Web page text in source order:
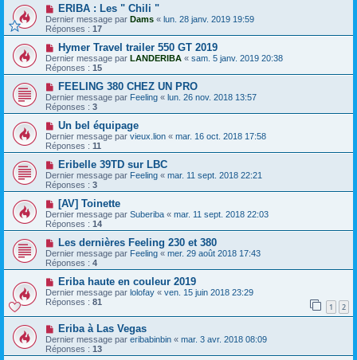
ERIBA : Les " Chili "
Dernier message par Dams « lun. 28 janv. 2019 19:59
Réponses : 17
Hymer Travel trailer 550 GT 2019
Dernier message par LANDERIBA « sam. 5 janv. 2019 20:38
Réponses : 15
FEELING 380 CHEZ UN PRO
Dernier message par Feeling « lun. 26 nov. 2018 13:57
Réponses : 3
Un bel équipage
Dernier message par vieux.lion « mar. 16 oct. 2018 17:58
Réponses : 11
Eribelle 39TD sur LBC
Dernier message par Feeling « mar. 11 sept. 2018 22:21
Réponses : 3
[AV] Toinette
Dernier message par Suberiba « mar. 11 sept. 2018 22:03
Réponses : 14
Les dernières Feeling 230 et 380
Dernier message par Feeling « mer. 29 août 2018 17:43
Réponses : 4
Eriba haute en couleur 2019
Dernier message par lolofay « ven. 15 juin 2018 23:29
Réponses : 81 1 2
Eriba à Las Vegas
Dernier message par eribabinbin « mar. 3 avr. 2018 08:09
Réponses : 13